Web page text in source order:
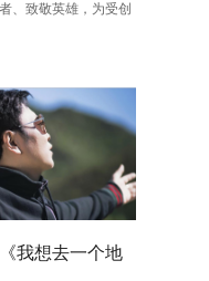
、致敬英雄，为受创
我想去一个地